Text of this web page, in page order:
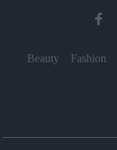
Beauty Fashion